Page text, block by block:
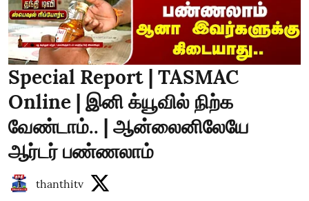
Special Report | TASMAC
Online | இனி க்யூவில் நிற்க
வேண்டாம்.. | ஆன்லைனிலேயே
ஆர்டர் பண்ணலாம்
thanthitv